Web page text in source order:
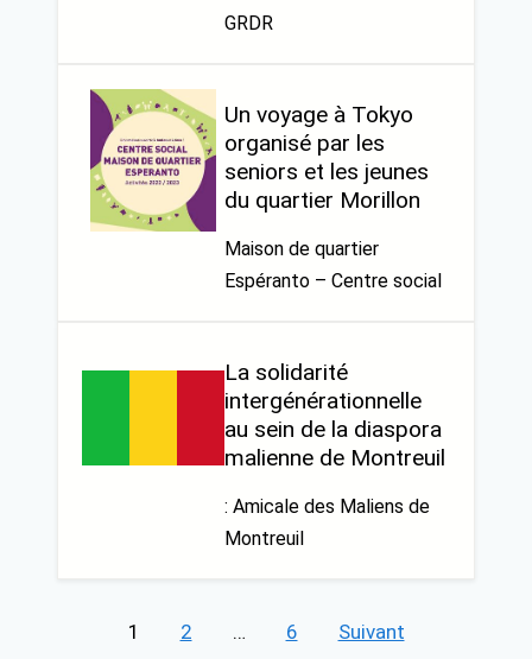
GRDR
Un voyage à Tokyo
organisé par les
seniors et les jeunes
du quartier Morillon
Maison de quartier
Espéranto – Centre social
La solidarité
intergénérationnelle
au sein de la diaspora
malienne de Montreuil
: Amicale des Maliens de
Montreuil
Pagination
1 2 … 6 Suivant